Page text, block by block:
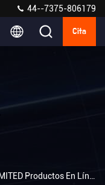
44--7375-806179
Cita
BGV (THE UK) INDUSTRY CO., LIMITED Productos En Línea